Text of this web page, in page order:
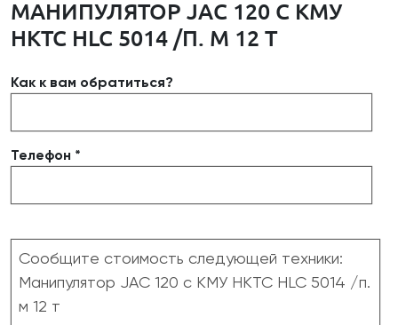
МАНИПУЛЯТОР JAC 120 С КМУ
HKTC HLC 5014 /П. М 12 Т
Как к вам обратиться?
Телефон *